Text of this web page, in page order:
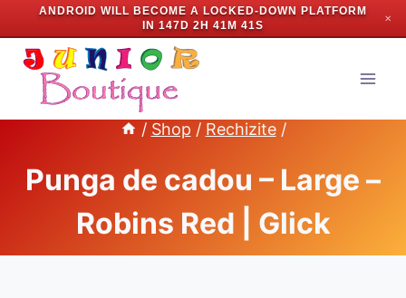
ANDROID WILL BECOME A LOCKED-DOWN PLATFORM
IN 147D 2H 41M 40S
✕
Skip
content
/ Shop / Rechizite /
Punga de cadou – Large –
Robins Red | Glick